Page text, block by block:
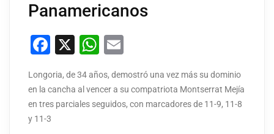
Panamericanos
Facebook
X WhatsApp
Longoria, de 34 años, demostró una vez más su dominio
en la cancha al vencer a su compatriota Montserrat Mejía
en tres parciales seguidos, con marcadores de 11-9, 11-8
y 11-3